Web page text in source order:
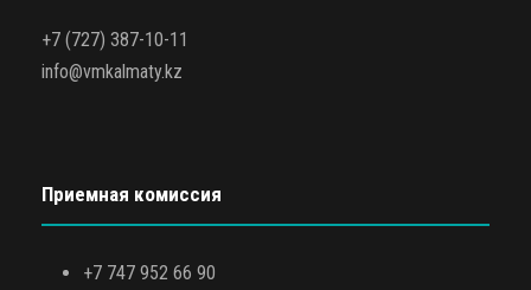
+7 (727) 387-10-11
info@vmkalmaty.kz
Приемная комиссия
+7 747 952 66 90